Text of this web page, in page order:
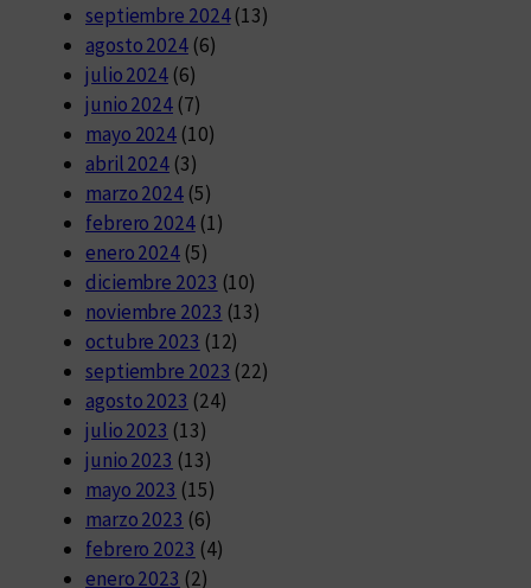
septiembre 2024(13)
agosto 2024(6)
julio 2024 (6)
junio 2024 (7)
mayo 2024 (10)
abril 2024 (3)
marzo 2024 (5)
febrero 2024(1)
enero 2024 (5)
diciembre 2023 (10)
noviembre 2023 (13)
octubre 2023 (12)
septiembre 2023 (22)
agosto 2023 (24)
julio 2023 (13)
junio 2023 (13)
mayo 2023 (15)
marzo 2023 (6)
febrero 2023 (4)
enero 2023 (2)